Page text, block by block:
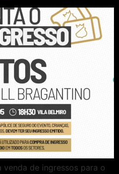
venda de ingressos para o